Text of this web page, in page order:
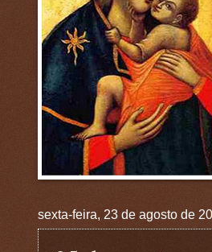
sexta-feira, 23 de agosto de